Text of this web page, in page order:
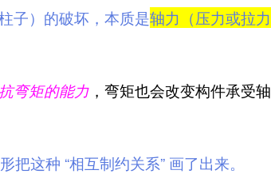
子）的破坏，本质是轴力（压力或拉
弯矩的能力 ，弯矩也会改变构件承受
把这种 “相互制约关系” 画了出来。